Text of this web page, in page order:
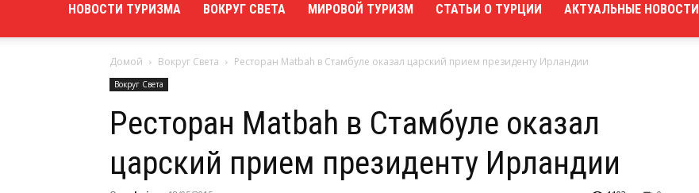
НОВОСТИ ТУРИЗМА ВОКРУГ СВЕТА МИРОВОЙ ТУРИЗМ СТАТЬИ О ТУРЦИИ АКТУАЛЬНЫЕ НОВОСТИ
Домой Вокруг Света Ресторан Matbah в Стамбуле оказал царский прием президенту Ирландии
Вокруг Света
Ресторан Matbah в Стамбуле оказал
царский прием президенту Ирландии